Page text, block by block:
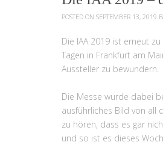
POSTED ON SEPTEMBER 13, 2019
Die IAA 2019 ist erneut
Tagen in Frankfurt am
Aussteller zu bewundern.
Die Messe wurde dabei
ausführliches Bild von all
zu hören, dass es gar
und so ist es dieses